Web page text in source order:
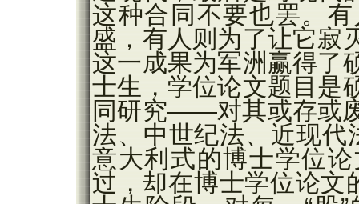
这种合同不要也罢。
盛，有人则为了让它寂
这一成果为军洲赢得了
士生，学位论文题目是
同研究——对其或存或
法、中世纪法、近现代
意大利式的博士学位
过，却在博士学位论文